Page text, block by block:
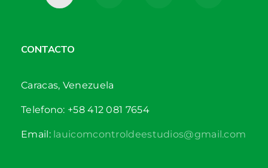
CONTACTO
Caracas, Venezuela
Telefono: +58 412 081 7654
Email:lauicomcontroldeestudios@gmail.com